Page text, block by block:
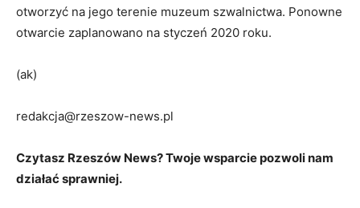
otworzyć na jego terenie muzeum szwalnictwa. Ponowne
otwarcie zaplanowano na styczeń 2020 roku.
(ak)
redakcja@rzeszow-news.pl
Czytasz Rzeszów News? Twoje wsparcie pozwoli nam
działać sprawniej.